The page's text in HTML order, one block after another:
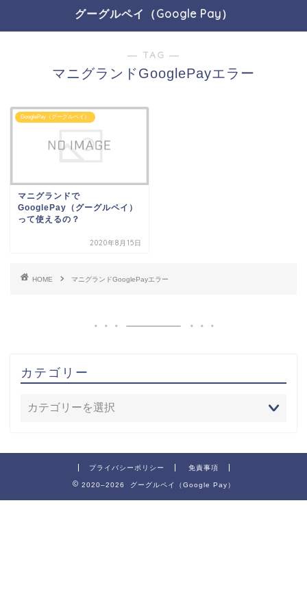
グーグルペイ（Google Pay）
― TAG ―
マニグランドGooglePayエラー
GooglePay（グーグルペイ）
マニグランドで
GooglePay（グーグルペイ）
って使えるの？
2020年8月15日
HOME マニグランドGooglePayエラー
カテゴリー
プライバシーポリシー 免責事項
2020–2026 グーグルペイ（Google Pay）